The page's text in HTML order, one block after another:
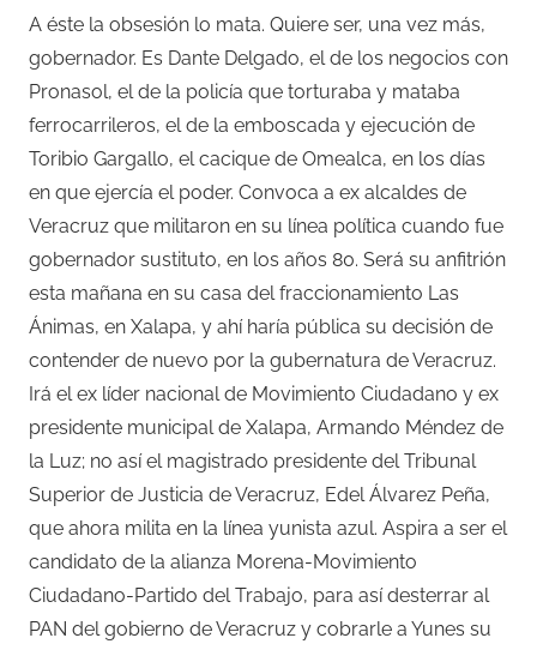
A éste la obsesión lo mata. Quiere ser, una vez más,
gobernador. Es Dante Delgado, el de los negocios con
Pronasol, el de la policía que torturaba y mataba
ferrocarrileros, el de la emboscada y ejecución de
Toribio Gargallo, el cacique de Omealca, en los días
en que ejercía el poder. Convoca a ex alcaldes de
Veracruz que militaron en su línea política cuando fue
gobernador sustituto, en los años 80. Será su anfitrión
esta mañana en su casa del fraccionamiento Las
Ánimas, en Xalapa, y ahí haría pública su decisión de
contender de nuevo por la gubernatura de Veracruz.
Irá el ex líder nacional de Movimiento Ciudadano y ex
presidente municipal de Xalapa, Armando Méndez de
la Luz; no así el magistrado presidente del Tribunal
Superior de Justicia de Veracruz, Edel Álvarez Peña,
que ahora milita en la línea yunista azul. Aspira a ser el
candidato de la alianza Morena-Movimiento
Ciudadano-Partido del Trabajo, para así desterrar al
PAN del gobierno de Veracruz y cobrarle a Yunes su